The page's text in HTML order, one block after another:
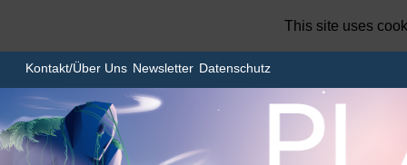
Kontakt/Über Uns Newsletter Datenschutz
This site uses